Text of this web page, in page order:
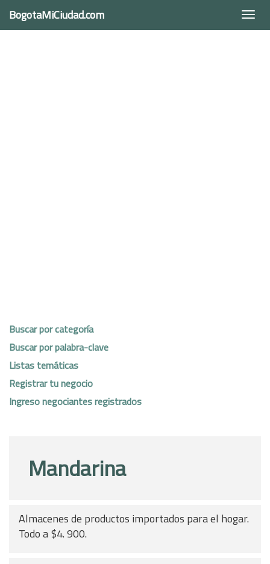
BogotaMiCiudad.com
Buscar por categoría
Buscar por palabra-clave
Listas temáticas
Registrar tu negocio
Ingreso negociantes registrados
Mandarina
Almacenes de productos importados para el hogar.
Todo a $4. 900.